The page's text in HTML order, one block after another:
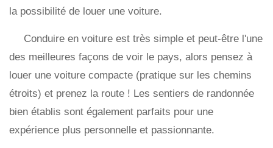
la possibilité de louer une voiture.
Conduire en voiture est très simple et peut-être l'une
des meilleures façons de voir le pays, alors pensez à
louer une voiture compacte (pratique sur les chemins
étroits) et prenez la route ! Les sentiers de randonnée
bien établis sont également parfaits pour une
expérience plus personnelle et passionnante.